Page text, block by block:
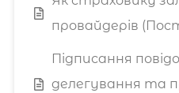
провайдерів
Підписання
делегування та